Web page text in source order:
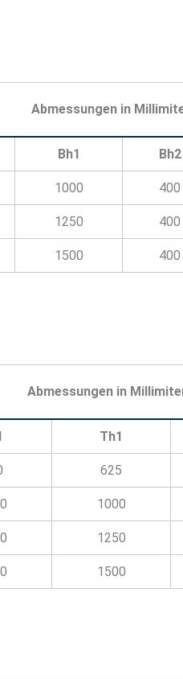
Abmessungen in
Bh1 Bh2
1000 400
1250 400
1500 400
Abmessungen in
Th1
625
1000
1250
1500